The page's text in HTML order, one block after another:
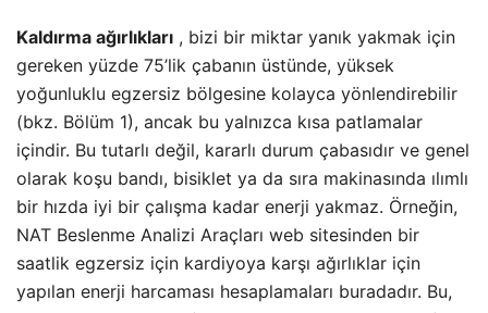
Kaldırma ağırlıkları , bizi bir miktar yanık yakmak için
gereken yüzde 75’lik çabanın üstünde, yüksek
yoğunluklu egzersiz bölgesine kolayca yönlendirebilir
(bkz. Bölüm 1), ancak bu yalnızca kısa patlamalar
içindir. Bu tutarlı değil, kararlı durum çabasıdır ve genel
olarak koşu bandı, bisiklet ya da sıra makinasında ılımlı
bir hızda iyi bir çalışma kadar enerji yakmaz. Örneğin,
NAT Beslenme Analizi Araçları web sitesinden bir
saatlik egzersiz için kardiyoya karşı ağırlıklar için
yapılan enerji harcaması hesaplamaları buradadır. Bu,